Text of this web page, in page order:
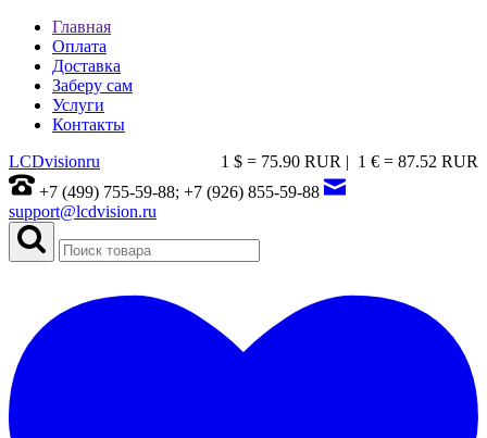
Главная
Оплата
Доставка
Заберу сам
Услуги
Контакты
1 € = 87.52 RUR
1 $ = 75.90 RUR |
LCDvisionru
+7 (499) 755-59-88; +7 (926) 855-59-88
support@lcdvision.ru